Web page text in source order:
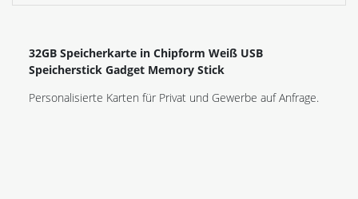
32GB Speicherkarte in Chipform Weiß USB
Speicherstick Gadget Memory Stick
Personalisierte Karten für Privat und Gewerbe auf Anfrage.